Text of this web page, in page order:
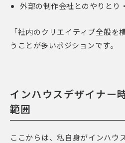
外部の制作会社とのやりと
「社内のクリエイティブ全般を
うことが多いポジションです。
インハウスデザイナー
範囲
ここからは、私自身がインハウ